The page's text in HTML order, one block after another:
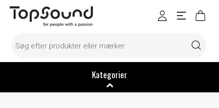
Kategorier